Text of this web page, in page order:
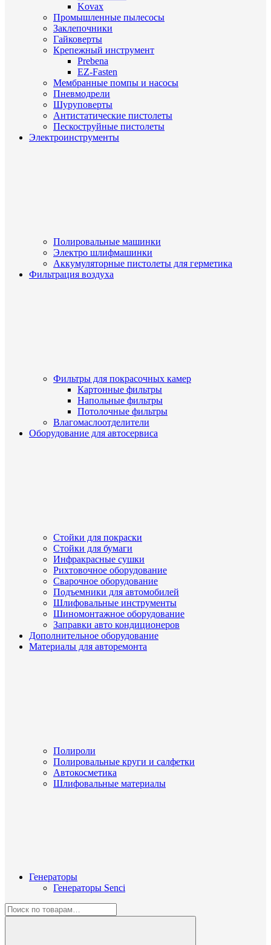
Kovax
Промышленные пылесосы
Заклепочники
Гайковерты
Крепежный инструмент
Prebena
EZ-Fasten
Мембранные помпы и насосы
Пневмодрели
Шуруповерты
Антистатические пистолеты
Пескоструйные пистолеты
Электроинструменты
Полировальные машинки
Электро шлифмашинки
Аккумуляторные пистолеты для герметика
Фильтрация воздуха
Фильтры для покрасочных камер
Картонные фильтры
Напольные фильтры
Потолочные фильтры
Влагомаслоотделители
Оборудование для автосервиса
Стойки для покраски
Стойки для бумаги
Инфракрасные сушки
Рихтовочное оборудование
Сварочное оборудование
Подъемники для автомобилей
Шлифовальные инструменты
Шиномонтажное оборудование
Заправки авто кондиционеров
Дополнительное оборудование
Материалы для авторемонта
Полироли
Полировальные круги и салфетки
Автокосметика
Шлифовальные материалы
Генераторы
Генераторы Senci